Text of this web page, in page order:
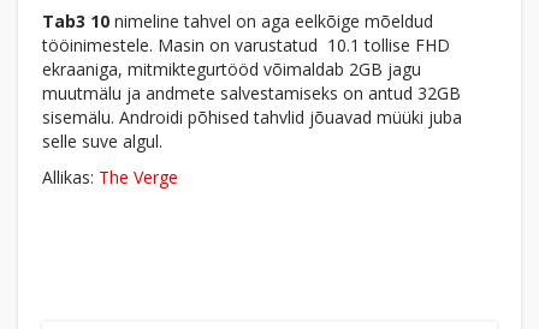
Tab3 10 nimeline tahvel on aga eelkõige mõeldud
tööinimestele. Masin on varustatud 10.1 tollise FHD
ekraaniga, mitmiktegurtööd võimaldab 2GB jagu
muutmälu ja andmete salvestamiseks on antud 32GB
sisemälu. Androidi põhised tahvlid jõuavad müüki juba
selle suve algul.
Allikas: The Verge